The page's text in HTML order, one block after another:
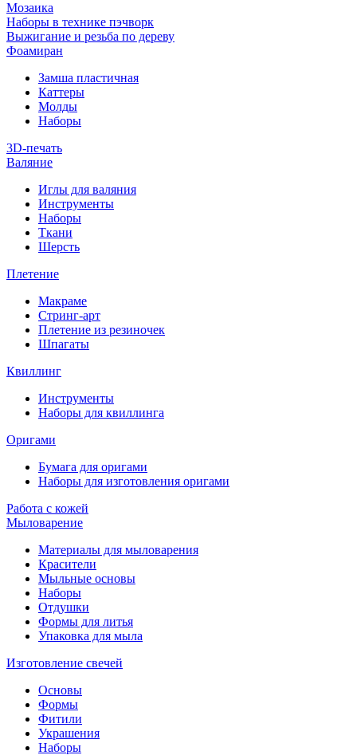
Мозаика
Наборы в технике пэчворк
Выжигание и резьба по дереву
Фоамиран
Замша пластичная
Каттеры
Молды
Наборы
3D-печать
Валяние
Иглы для валяния
Инструменты
Наборы
Ткани
Шерсть
Плетение
Макраме
Стринг-арт
Плетение из резиночек
Шпагаты
Квиллинг
Инструменты
Наборы для квиллинга
Оригами
Бумага для оригами
Наборы для изготовления оригами
Работа с кожей
Мыловарение
Материалы для мыловарения
Красители
Мыльные основы
Наборы
Отдушки
Формы для литья
Упаковка для мыла
Изготовление свечей
Основы
Формы
Фитили
Украшения
Наборы